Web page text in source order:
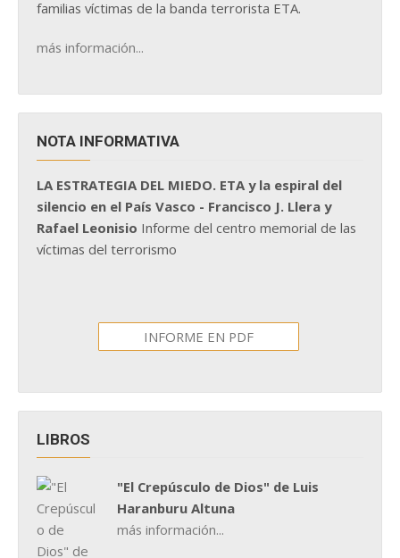
familias víctimas de la banda terrorista ETA.
más información...
NOTA INFORMATIVA
LA ESTRATEGIA DEL MIEDO. ETA y la espiral del
silencio en el País Vasco - Francisco J. Llera y
Rafael Leonisio Informe del centro memorial de las
víctimas del terrorismo
INFORME EN PDF
LIBROS
"El Crepúsculo de Dios" de Luis
Haranburu Altuna
más información...